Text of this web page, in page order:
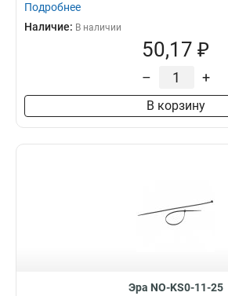
Подробнее
Наличие: В наличии
50,17 ₽
– +
В корзину
Эра NO-KS0-11-25